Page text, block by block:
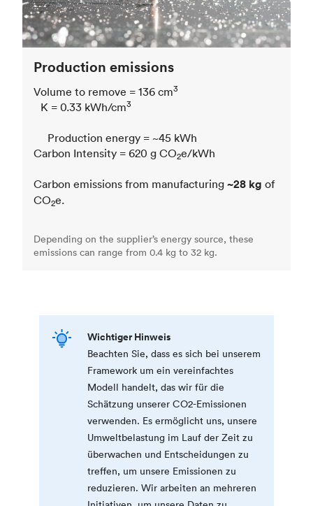
Production emissions
Volume to remove = 136 cm3
K = 0.33 kWh/cm3
Production energy = ~45 kWh
Carbon Intensity = 620 g CO2e/kWh
Carbon emissions from manufacturing ~28 kg of
CO2e.
Depending on the supplier’s energy source, these
emissions can range from 0.4 kg to 32 kg.
Wichtiger Hinweis
Beachten Sie, dass es sich bei unserem
Framework um ein vereinfachtes
Modell handelt, das wir für die
Schätzung unserer CO2-Emissionen
verwenden. Es ermöglicht uns, unsere
Umweltbelastung im Lauf der Zeit zu
überwachen und Entscheidungen zu
treffen, um unsere Emissionen zu
reduzieren. Wir arbeiten an mehreren